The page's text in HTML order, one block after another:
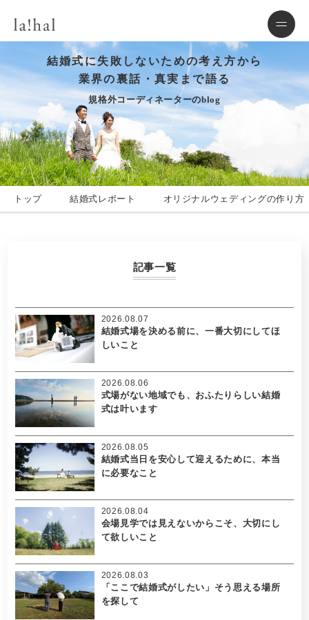
結婚式に失敗しないための考え方から
業界の裏話・真実まで語る
規格外コーディネーターのblog
トップ 結婚式レポート オリジナルウェディングの作り方
記事一覧
結婚式場を決める前に、一番大切にしてほ
しいこと
2026.08.07
式場がない地域でも、おふたりらしい結婚
式は叶います
2026.08.06
結婚式当日を安心して迎えるために、本当
に必要なこと
2026.08.05
会場見学では見えないからこそ、大切にし
て欲しいこと
2026.08.04
「ここで結婚式がしたい」そう思える場所
を探して
2026.08.03